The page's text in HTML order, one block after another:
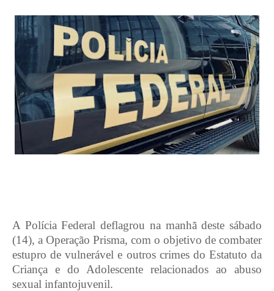
A Polícia Federal deflagrou na manhã deste sábado
(14), a Operação Prisma, com o objetivo de combater
estupro de vulnerável e outros crimes do Estatuto da
Criança e do Adolescente relacionados ao abuso
sexual infantojuvenil.